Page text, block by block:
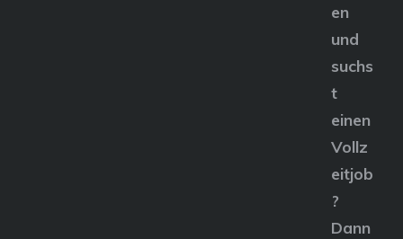
en
und
suchs
t
einen
Vollz
eitjob
?
Dann